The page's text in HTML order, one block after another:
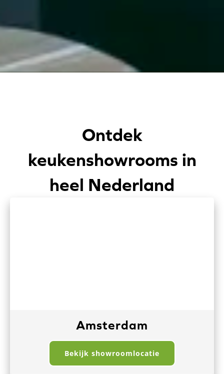
Ontdek
keukenshowrooms in
heel Nederland
Amsterdam
Bekijk showroomlocatie